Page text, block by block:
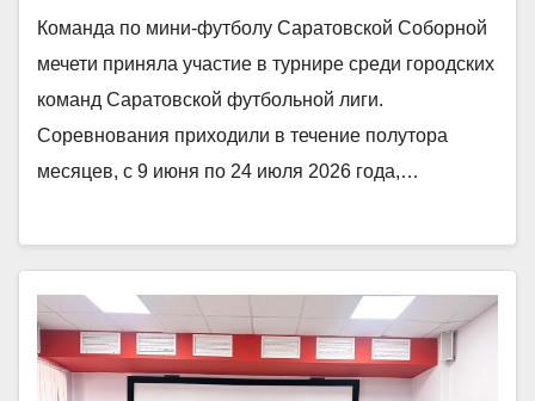
Команда по мини-футболу Саратовской Соборной
мечети приняла участие в турнире среди городских
команд Саратовской футбольной лиги.
Соревнования приходили в течение полутора
месяцев, с 9 июня по 24 июля 2026 года,…